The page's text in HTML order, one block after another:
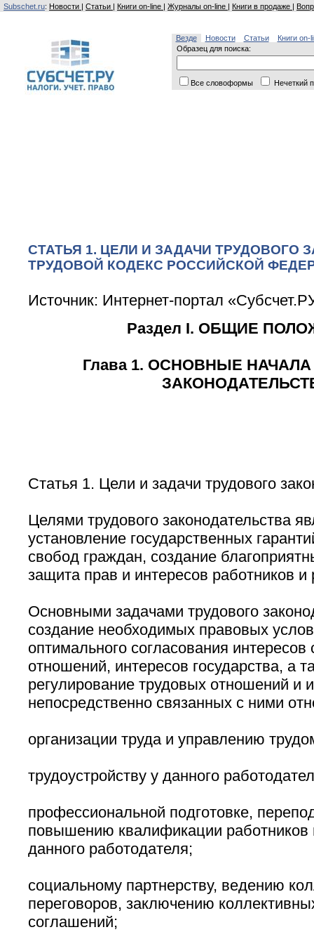
Subschet.ru: Новости | Статьи | Книги on-line | Журналы on-line | Книги в продаже |
Везде Новости Статьи
Книги on-
Образец для поиска:
Все словоформы Нечеткий
СТАТЬЯ 1. ЦЕЛИ И ЗАДАЧИ ТРУДОВОГО
ТРУДОВОЙ КОДЕКС РОССИЙСКОЙ
Источник: Интернет-портал
Раздел I. ОБЩИЕ
Глава 1. ОСНОВНЫЕ
Статья 1. Цели и задачи трудового
Целями трудового законодательства
установление государственных
свобод граждан, создание
защита прав и интересов работников и
Основными задачами трудового
создание необходимых правовых
оптимального согласования интересов
отношений, интересов государства, а
регулирование трудовых отношений и
непосредственно связанных с ними
организации труда и управлению
трудоустройству у данного
профессиональной подготовке,
повышению квалификации работников
данного работодателя;
социальному партнерству, ведению
переговоров, заключению
соглашений;